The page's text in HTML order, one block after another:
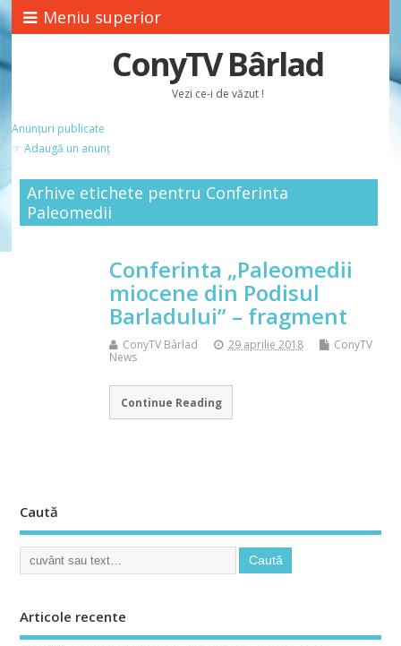
Meniu superior
ConyTV Bârlad
Vezi ce-i de văzut !
Anunțuri publicate
☞ Adaugă un anunț
Arhive etichete pentru Conferinta
Paleomedii
Conferinta „Paleomedii
miocene din Podisul
Barladului” – fragment
ConyTV Bârlad 29 aprilie 2018
ConyTV
News
Continue Reading
Caută
Articole recente